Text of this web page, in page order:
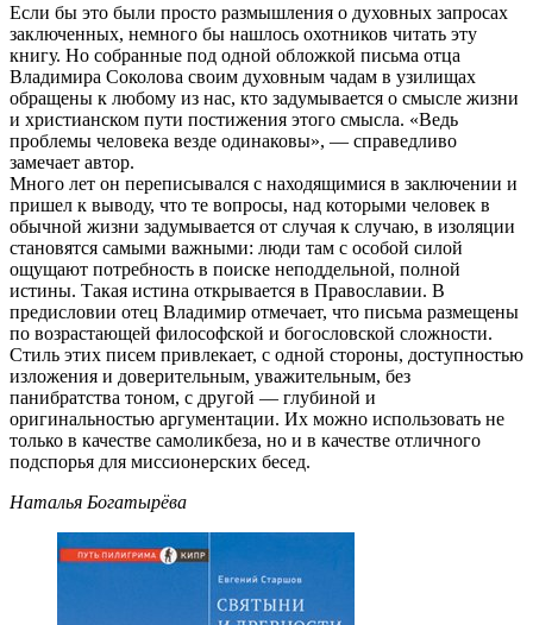
Если бы это были просто размышления о духовных запросах
заключенных, немного бы нашлось охотников читать эту
книгу. Но собранные под одной обложкой письма отца
Владимира Соколова своим духовным чадам в узилищах
обращены к любому из нас, кто задумывается о смысле жизни
и христианском пути постижения этого смысла. «Ведь
проблемы человека везде одинаковы», — справедливо
замечает автор.
Много лет он переписывался с находящимися в заключении и
пришел к выводу, что те вопросы, над которыми человек в
обычной жизни задумывается от случая к случаю, в изоляции
становятся самыми важными: люди там с особой силой
ощущают потребность в поиске неподдельной, полной
истины. Такая истина открывается в Православии. В
предисловии отец Владимир отмечает, что письма размещены
по возрастающей философской и богословской сложности.
Стиль этих писем привлекает, с одной стороны, доступностью
изложения и доверительным, уважительным, без
панибратства тоном, с другой — глубиной и
оригинальностью аргументации. Их можно использовать не
только в качестве самоликбеза, но и в качестве отличного
подспорья для миссионерских бесед.
Наталья Богатырёва